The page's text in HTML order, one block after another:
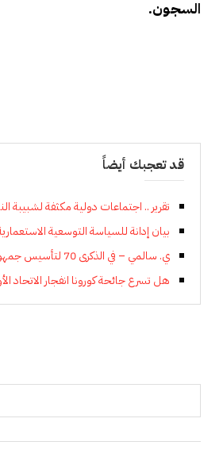
السجون.
قد تعجبك أيضاً
تقرير .. اجتماعات دولية مكثفة لشبيبة
بيان إدانة للسياسة التوسعية
ي. سالمي – في الذكرى 70 لتأسيس جمهورية الصين الشعبية
هل تسرع جائحة كورونا انفجار الاتحاد